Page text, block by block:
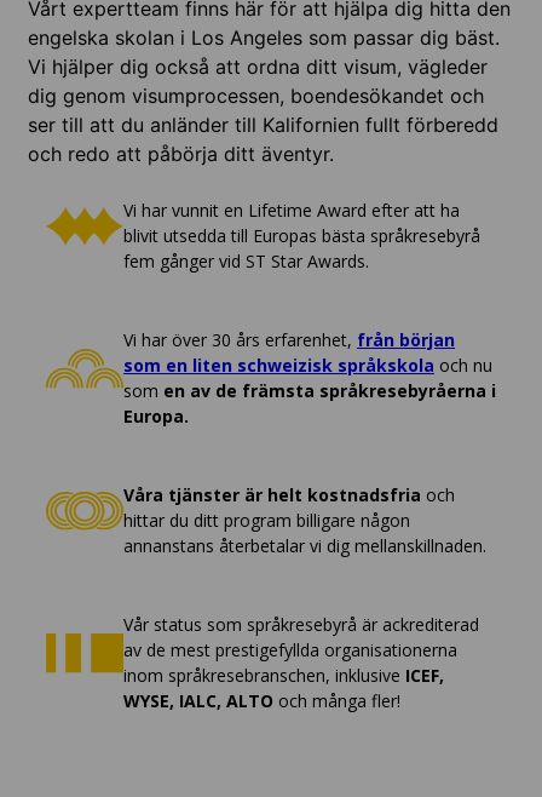
Vårt expertteam finns här för att hjälpa dig hitta den
engelska skolan i Los Angeles som passar dig bäst.
Vi hjälper dig också att ordna ditt visum, vägleder
dig genom visumprocessen, boendesökandet och
ser till att du anländer till Kalifornien fullt förberedd
och redo att påbörja ditt äventyr.
Vi har vunnit en Lifetime Award efter att ha
blivit utsedda till Europas bästa språkresebyrå
fem gånger vid ST Star Awards.
Vi har över 30 års erfarenhet, från början
som en liten schweizisk språkskola och nu
som en av de främsta språkresebyråerna i
Europa.
Våra tjänster är helt kostnadsfria och
hittar du ditt program billigare någon
annanstans återbetalar vi dig mellanskillnaden.
Vår status som språkresebyrå är ackrediterad
av de mest prestigefyllda organisationerna
inom språkresebranschen, inklusive ICEF,
WYSE, IALC, ALTO och många fler!